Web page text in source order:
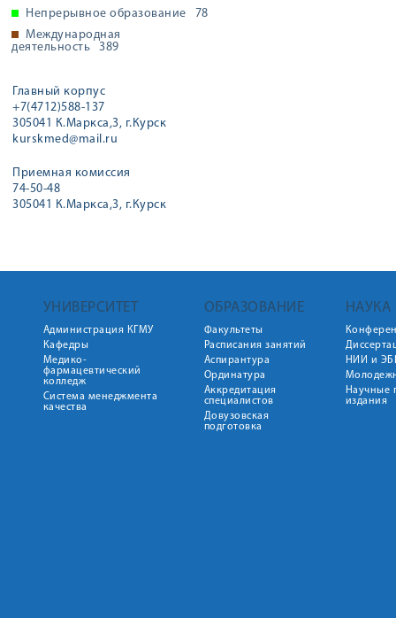
Непрерывное образование
78
Международная
деятельность
389
Главный корпус
+7(4712)588-137
305041 К.Маркса,3, г.Курск
kurskmed@mail.ru
Приемная комиссия
74-50-48
305041 К.Маркса,3, г.Курск
УНИВЕРСИТЕТ
Администрация КГМУ
Кафедры
Медико-
фармацевтический
колледж
Система менеджмента
качества
ОБРАЗОВАНИЕ
Факультеты
Расписания занятий
Аспирантура
Ординатура
Аккредитация
специалистов
Довузовская
подготовка
НАУКА
НИИ и
Научные
издания